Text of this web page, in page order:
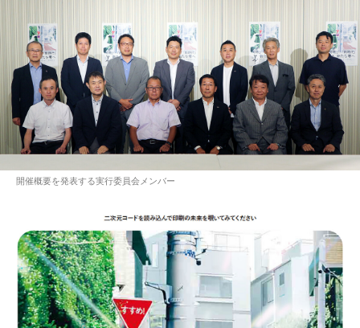
開催概要を発表する実行委員会メンバー